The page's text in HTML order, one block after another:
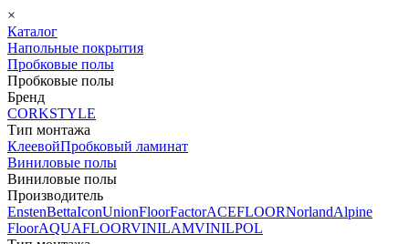
×
Каталог
Напольные покрытия
Пробковые полы
Пробковые полы
Бренд
CORKSTYLE
Тип монтажа
КлеевойПробковый ламинат
Виниловые полы
Виниловые полы
Производитель
EnstenBettaIconUnionFloorFactorACEFLOORNorlandAlpine
FloorAQUAFLOORVINILAMVINILPOL